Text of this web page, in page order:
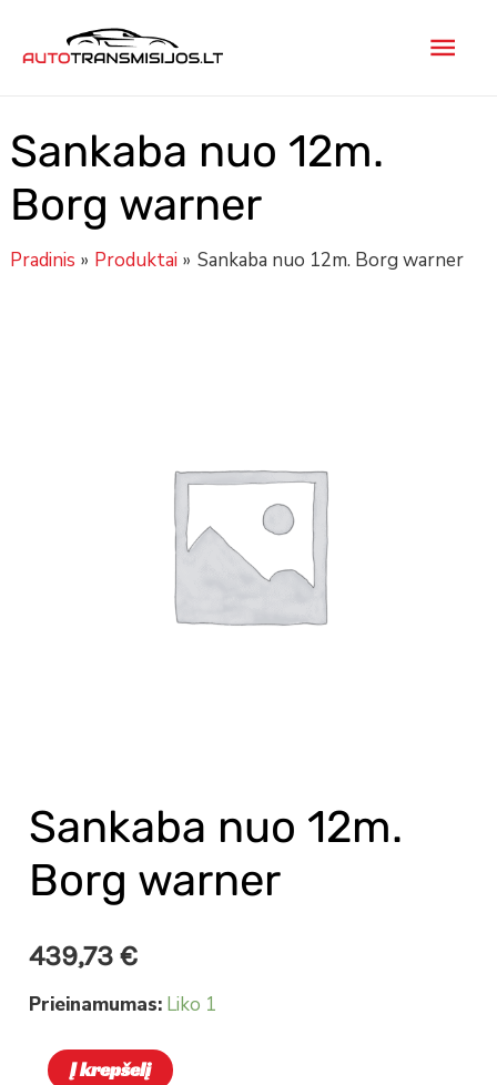
prie
Sankaba nuo 12m.
Borg warner
Pradinis Produktai Sankaba nuo 12m. Borg warner
Sankaba nuo 12m.
Borg warner
439,73€
Prieinamumas: Liko 1
Į krepšelį